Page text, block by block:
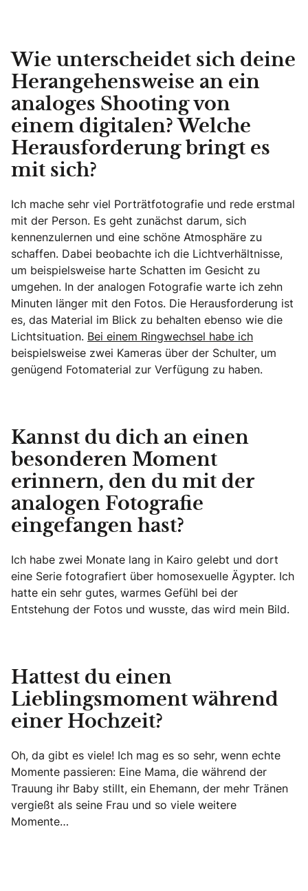
Wie unterscheidet sich deine
Herangehensweise an ein
analoges Shooting von
einem digitalen? Welche
Herausforderung bringt es
mit sich?
Ich mache sehr viel Porträtfotografie und rede erstmal
mit der Person. Es geht zunächst darum, sich
kennenzulernen und eine schöne Atmosphäre zu
schaffen. Dabei beobachte ich die Lichtverhältnisse,
um beispielsweise harte Schatten im Gesicht zu
umgehen. In der analogen Fotografie warte ich zehn
Minuten länger mit den Fotos. Die Herausforderung ist
es, das Material im Blick zu behalten ebenso wie die
Lichtsituation. Bei einem Ringwechsel habe ich
beispielsweise zwei Kameras über der Schulter, um
genügend Fotomaterial zur Verfügung zu haben.
Kannst du dich an einen
besonderen Moment
erinnern, den du mit der
analogen Fotografie
eingefangen hast?
Ich habe zwei Monate lang in Kairo gelebt und dort
eine Serie fotografiert über homosexuelle Ägypter. Ich
hatte ein sehr gutes, warmes Gefühl bei der
Entstehung der Fotos und wusste, das wird mein Bild.
Hattest du einen
Lieblingsmoment während
einer Hochzeit?
Oh, da gibt es viele! Ich mag es so sehr, wenn echte
Momente passieren: Eine Mama, die während der
Trauung ihr Baby stillt, ein Ehemann, der mehr Tränen
vergießt als seine Frau und so viele weitere
Momente…